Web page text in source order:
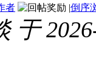
者 |倒序
于